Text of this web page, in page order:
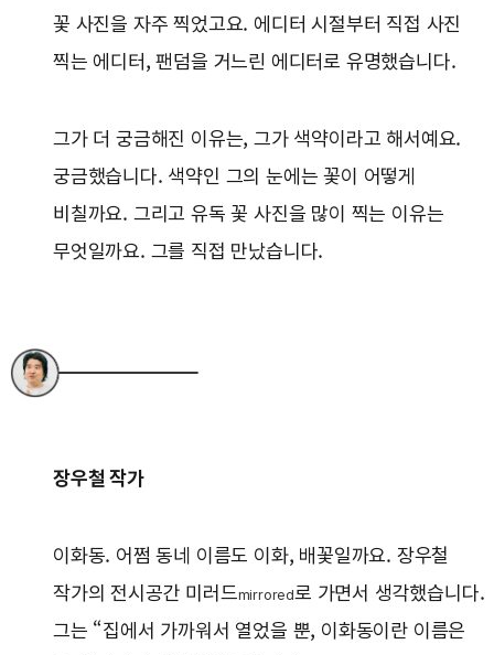
꽃 사진을 자주 찍었고요. 에디터 시절부터 직접 사진
찍는 에디터, 팬덤을 거느린 에디터로 유명했습니다.
그가 더 궁금해진 이유는, 그가 색약이라고 해서예요.
궁금했습니다. 색약인 그의 눈에는 꽃이 어떻게
비칠까요. 그리고 유독 꽃 사진을 많이 찍는 이유는
무엇일까요. 그를 직접 만났습니다.
장우철 작가
이화동. 어쩜 동네 이름도 이화, 배꽃일까요. 장우철
작가의 전시공간 미러드mirrored로 가면서 생각했습니다.
그는 “집에서 가까워서 열었을 뿐, 이화동이란 이름은